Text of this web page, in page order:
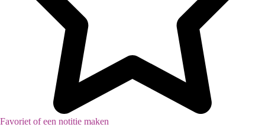
Favoriet of een notitie maken